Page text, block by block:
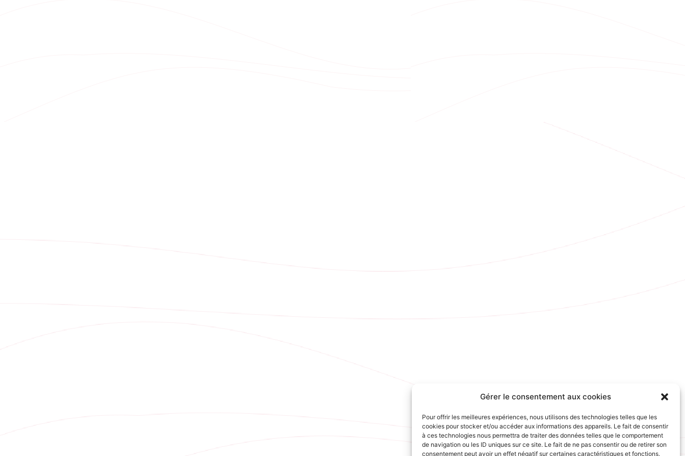
Gérer le consentement aux cookies
Pour offrir les meilleures expériences, nous utilisons des technologies telles que les
cookies pour stocker et/ou accéder aux informations des appareils. Le fait de consentir
à ces technologies nous permettra de traiter des données telles que le comportement
de navigation ou les ID uniques sur ce site. Le fait de ne pas consentir ou de retirer son
consentement peut avoir un effet négatif sur certaines caractéristiques et fonctions.